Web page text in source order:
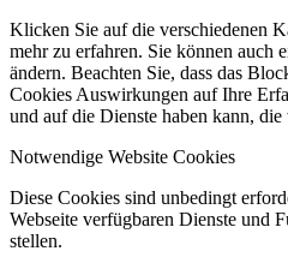
Klicken Sie auf die verschiedenen
mehr zu erfahren. Sie können auch
ändern. Beachten Sie, dass das
Cookies Auswirkungen auf Ihre
und auf die Dienste haben kann,
Notwendige Website Cookies
Diese Cookies sind unbedingt
Webseite verfügbaren Dienste und
stellen.